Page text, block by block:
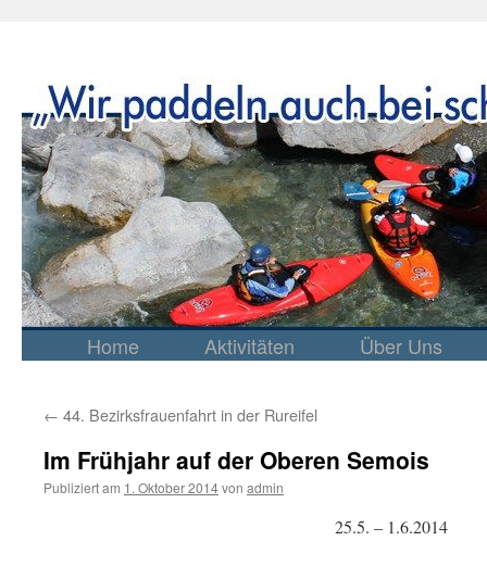
SpringeHome Aktivitäten Über Uns
← 44. Bezirksfrauenfahrt in der Rureifel
Im Frühjahr auf der Oberen Semois
Publiziert am 1. Oktober 2014von admin
25.5. – 1.6.2014